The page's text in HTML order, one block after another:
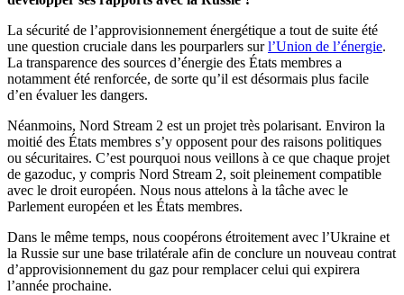
La sécurité de l’approvisionnement énergétique a tout de suite été
une question cruciale dans les pourparlers surl’Union de l’énergie.
La transparence des sources d’énergie des États membres a
notamment été renforcée, de sorte qu’il est désormais plus facile
d’en évaluer les dangers.
Néanmoins, Nord Stream 2 est un projet très polarisant. Environ la
moitié des États membres s’y opposent pour des raisons politiques
ou sécuritaires. C’est pourquoi nous veillons à ce que chaque projet
de gazoduc, y compris Nord Stream 2, soit pleinement compatible
avec le droit européen. Nous nous attelons à la tâche avec le
Parlement européen et les États membres.
Dans le même temps, nous coopérons étroitement avec l’Ukraine et
la Russie sur une base trilatérale afin de conclure un nouveau contrat
d’approvisionnement du gaz pour remplacer celui qui expirera
l’année prochaine.